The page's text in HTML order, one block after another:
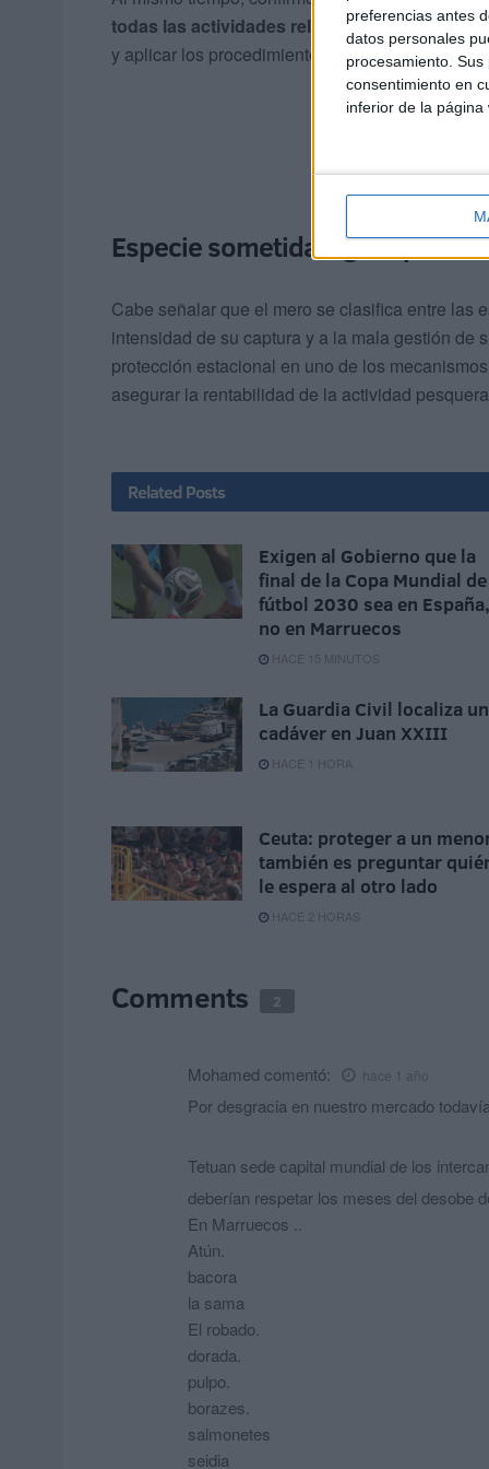
preferencias antes
datos personales
procesamiento.
consentimiento en
inferior de la página
todas las actividades relacionadas con la
y aplicar los procedimientos legales
Especie sometida a gran
Cabe señalar que el mero se clasifica entre las
intensidad de su captura y a la mala gestión de
protección estacional en uno de los
asegurar la rentabilidad de la actividad
Related Posts
Exigen al Gobierno que la
final de la Copa Mundial de
fútbol 2030 sea en España,
no en Marruecos
HACE 15 MINUTOS
La Guardia Civil localiza un
cadáver en Juan XXIII
HACE 1 HORA
Ceuta: proteger a un
también es preguntar
le espera al otro lado
HACE 2 HORAS
Comments 2
Mohamed comentó: hace 1 año
Por desgracia en nuestro mercado
Tetuan sede capital mundial de los
deberían respetar los meses del desobe
En Marruecos ..
Atún.
bacora
la sama
El robado.
dorada.
pulpo.
borazes.
salmonetes
seidia